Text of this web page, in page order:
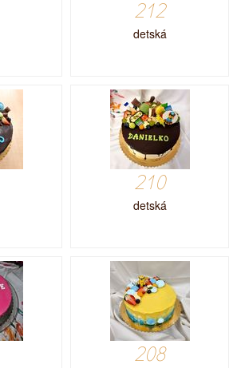
212
detská
210
detská
208